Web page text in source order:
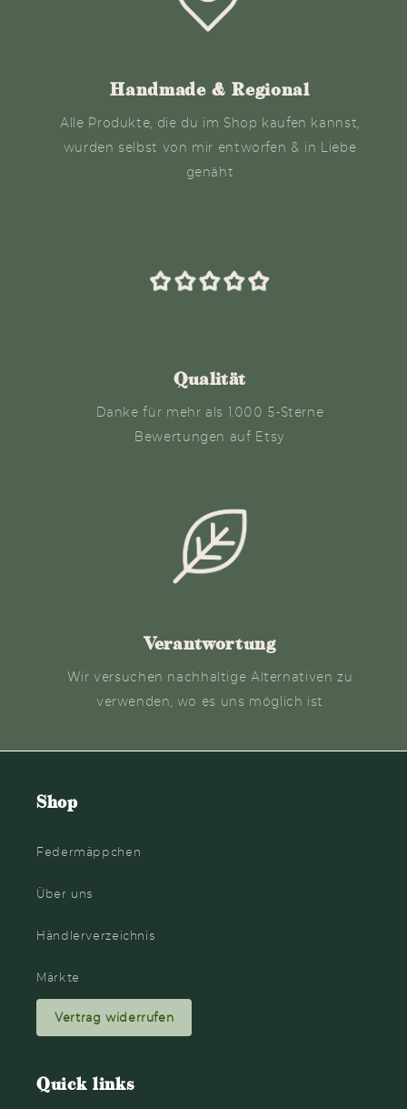
Handmade & Regional
Alle Produkte, die du im Shop kaufen kannst,
wurden selbst von mir entworfen & in Liebe
genäht
Qualität
Danke für mehr als 1.000 5-Sterne
Bewertungen auf Etsy
Verantwortung
Wir versuchen nachhaltige Alternativen zu
verwenden, wo es uns möglich ist
Shop
Federmäppchen
Über uns
Händlerverzeichnis
Märkte
Vertrag widerrufen
Quick links